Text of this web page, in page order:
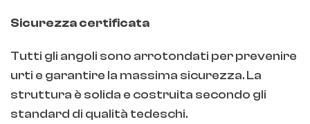
Sicurezza certificata
Tutti gli angoli sono arrotondati per prevenire
urti e garantire la massima sicurezza. La
struttura è solida e costruita secondo gli
standard di qualità tedeschi.